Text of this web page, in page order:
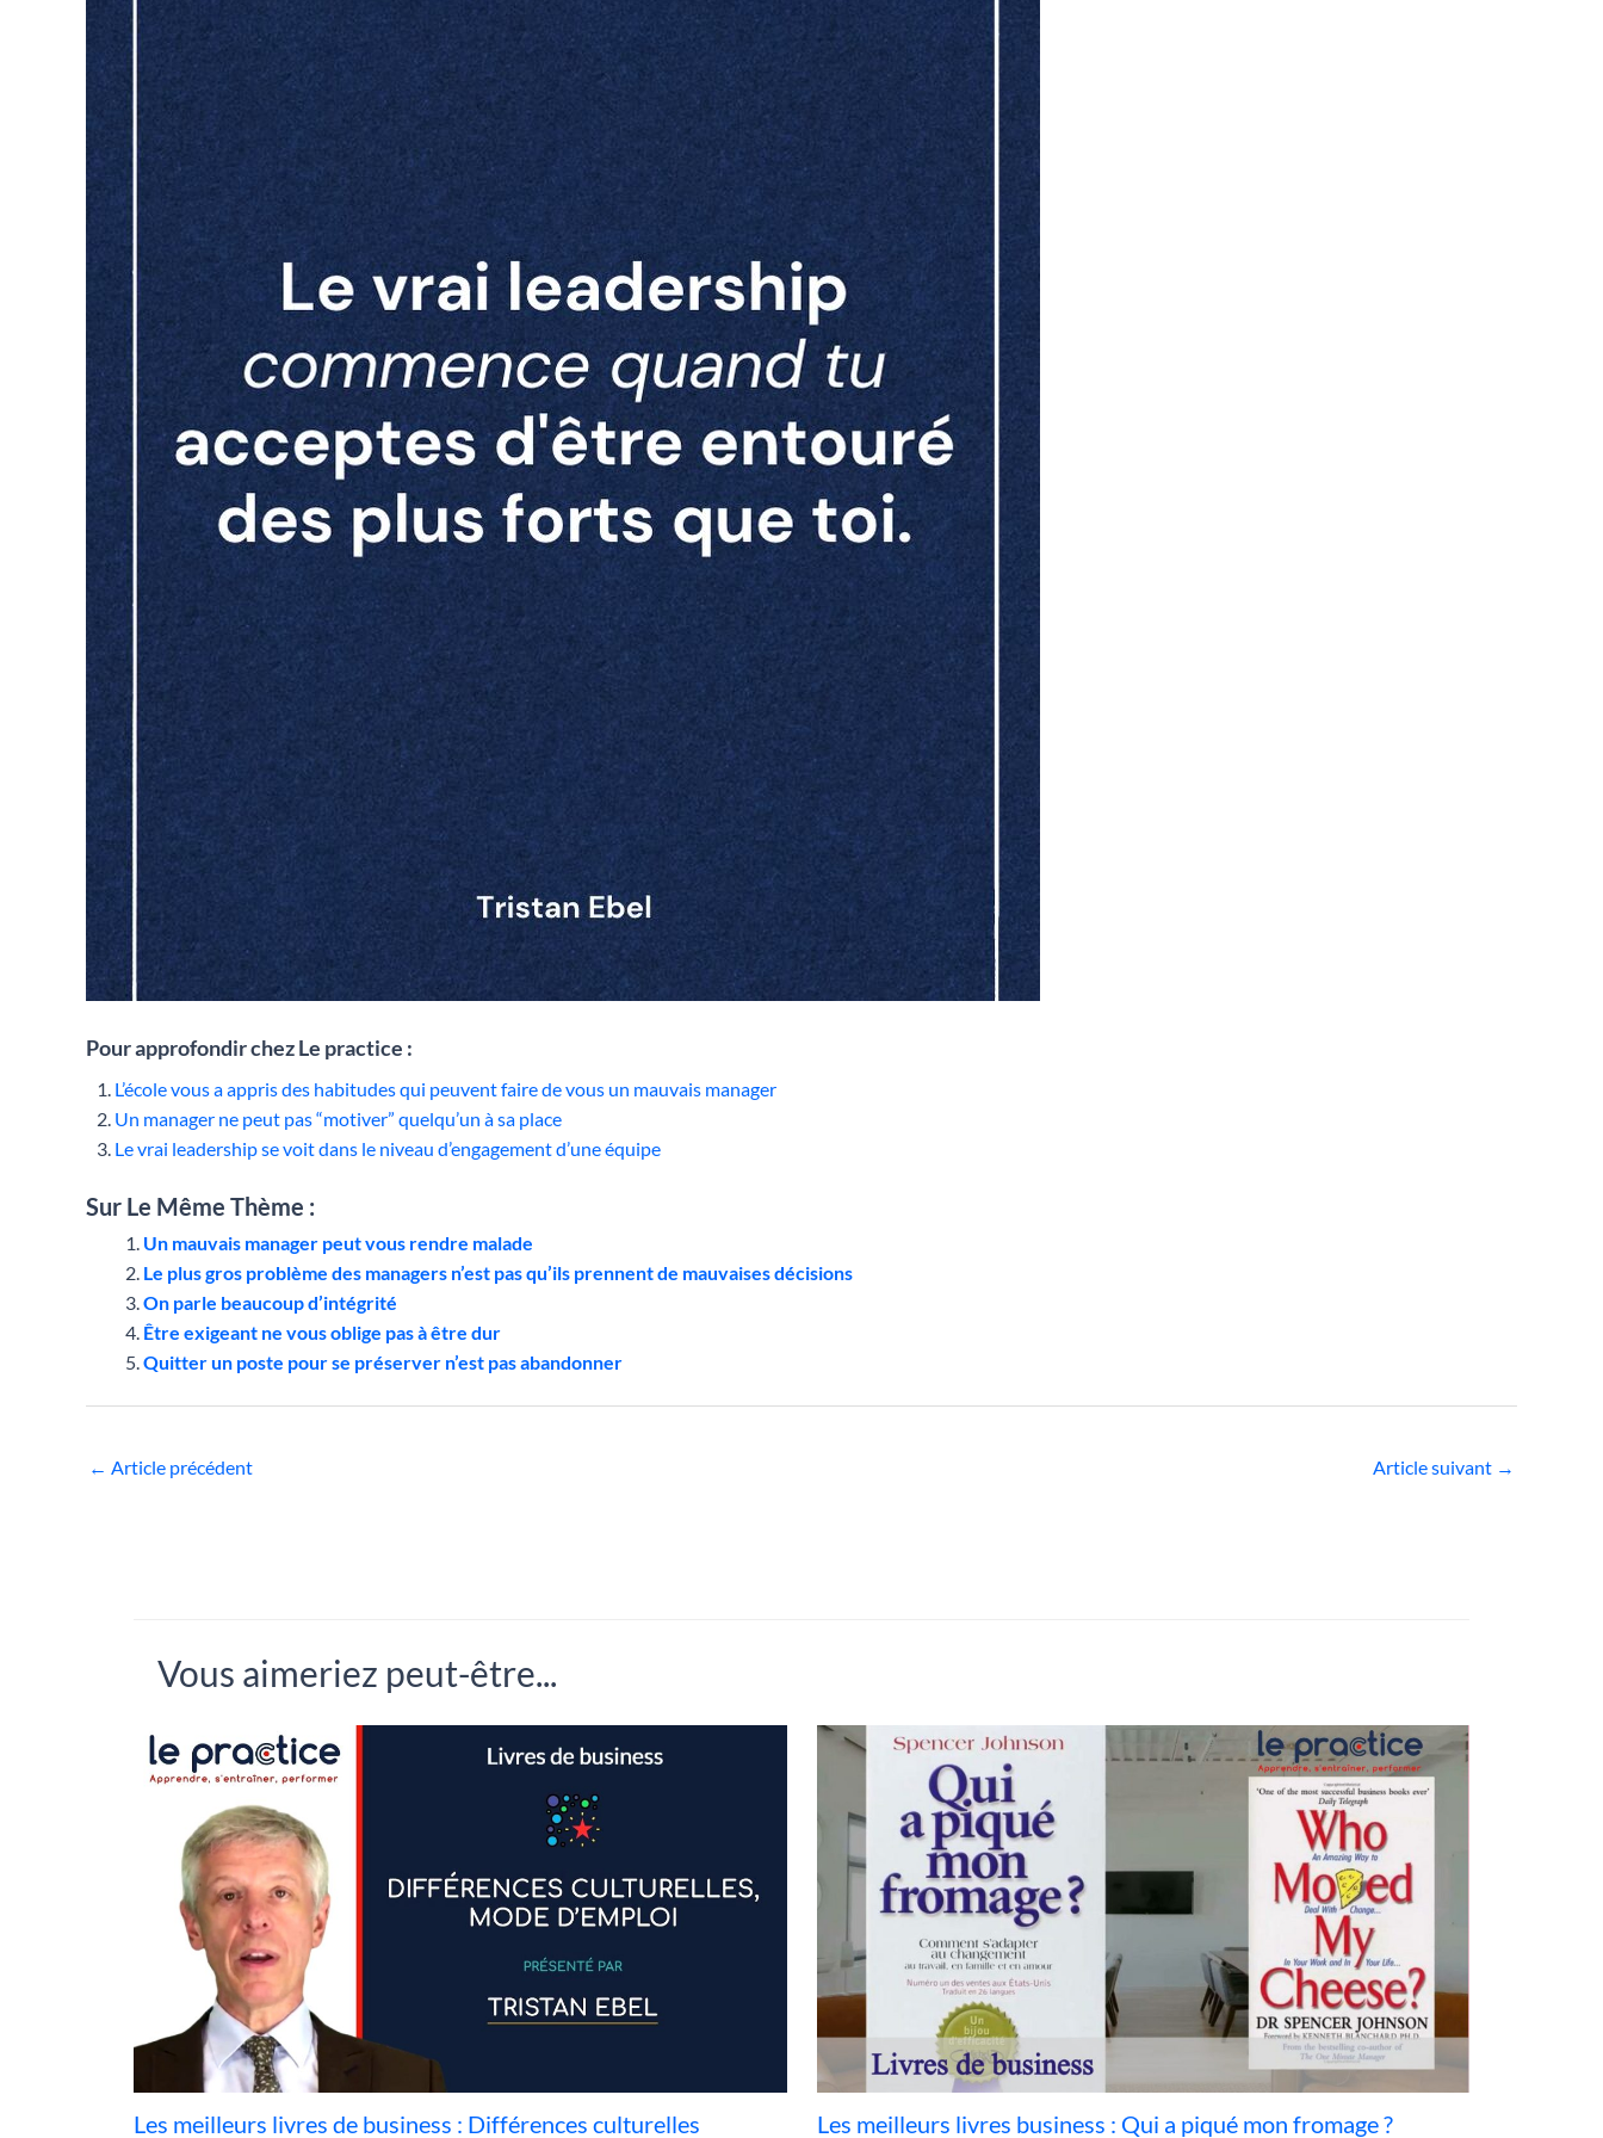
Pour approfondir chez Le practice :
L’école vous a appris des habitudes qui peuvent faire de vous un mauvais manager
Un manager ne peut pas “motiver” quelqu’un à sa place
Le vrai leadership se voit dans le niveau d’engagement d’une équipe
Sur Le Même Thème :
Un mauvais manager peut vous rendre malade
Le plus gros problème des managers n’est pas qu’ils prennent de mauvaises décisions
On parle beaucoup d’intégrité
Être exigeant ne vous oblige pas à être dur
Quitter un poste pour se préserver n’est pas abandonner
← Article précédent Article suivant →
Vous aimeriez peut-être...
Les meilleurs livres de business : Différences culturelles Les meilleurs livres business : Qui a piqué mon fromage ?